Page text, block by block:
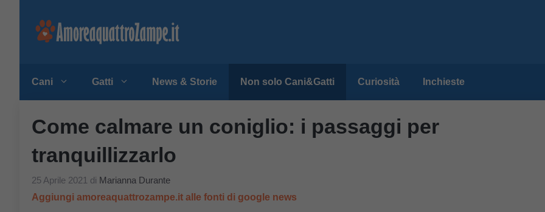
Cani Gatti News & Storie Non solo Cani&Gatti Curiosità Inchieste
Come calmare un coniglio: i passaggi per
tranquillizzarlo
25 Aprile 2021 di Marianna Durante
Aggiungi amoreaquattrozampe.it alle fonti di google news